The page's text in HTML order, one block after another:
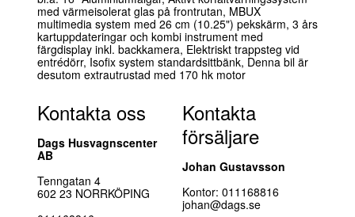
Körljusassistent
Sidovindsassistent
Regnsensor
Entrédörr PREMIUM
Takfönster förarhytt
användbar för 1 barnstol
EvoPore HRC-madrass
med värmeisolerat glas på frontrutan, MBUX
multimedia system med 26 cm (10.25") pekskärm, 3 års
kartuppdateringar och kombi instrument med
färgdisplay inkl. backkamera, Elektriskt trappsteg vid
entrédörr, Isofix system standardsittbänk, Denna bil är
desutom extrautrustad med 170 hk motor
Kontakta oss
Dags Husvagnscenter
AB
Tenngatan 4
602 23 NORRKÖPING
Kontakta
försäljare
Johan Gustavsson
Kontor: 011168816
johan@dags.se